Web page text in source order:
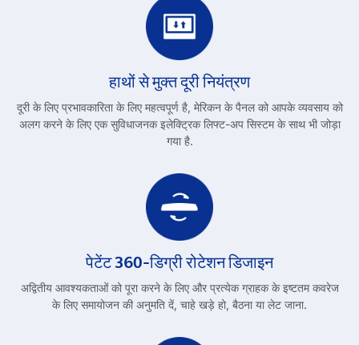
हाथों से मुक्त दूरी नियंत्रण
दूरी के लिए प्रभावकारिता के लिए महत्वपूर्ण है, मेरिकन के पैनल को आपके व्यवसाय को
अलग करने के लिए एक सुविधाजनक इलेक्ट्रिक लिफ्ट-अप सिस्टम के साथ भी जोड़ा
गया है.
पेटेंट 360-डिग्री रोटेशन डिजाइन
अद्वितीय आवश्यकताओं को पूरा करने के लिए और प्रत्येक ग्राहक के इष्टतम कवरेज
के लिए समायोजन की अनुमति दें, चाहे खड़े हो, बैठना या लेट जाना.